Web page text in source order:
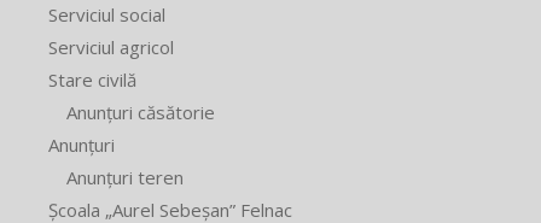
Serviciul social
Serviciul agricol
Stare civilă
Anunțuri căsătorie
Anunțuri
Anunțuri teren
Școala „Aurel Sebeșan” Felnac